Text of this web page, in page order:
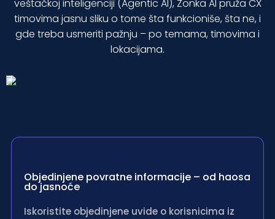
veštačkoj inteligenciji (Agentic AI), Zonka AI pruža CX
timovima jasnu sliku o tome šta funkcioniše, šta ne, i
gde treba usmeriti pažnju – po temama, timovima i
lokacijama.
Objedinjene povratne informacije – od haosa
do jasnoće
Iskoristite objedinjene uvide o korisnicima iz